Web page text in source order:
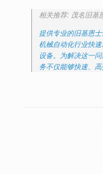
相关推荐: 茂名旧基
提供专业的旧基恩
机械自动化行业快
设备。为解决这一
务不仅能够快速、